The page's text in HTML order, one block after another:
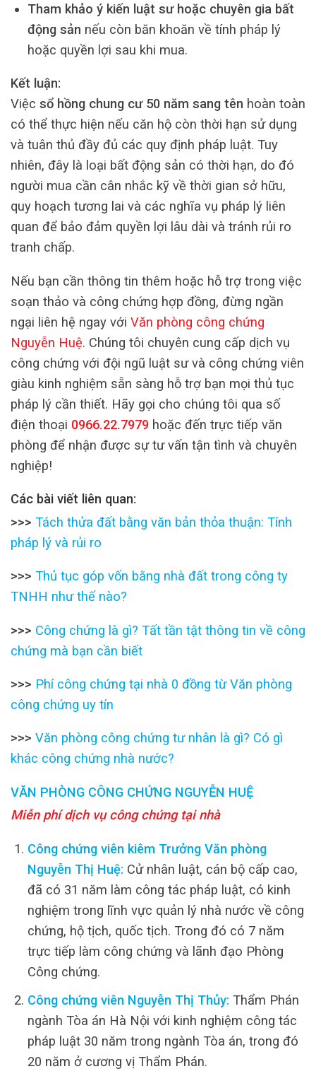
Tham khảo ý kiến luật sư hoặc chuyên gia bất
động sản nếu còn băn khoăn về tính pháp lý
hoặc quyền lợi sau khi mua.
Kết luận:
Việc sổ hồng chung cư 50 năm sang tên hoàn toàn
có thể thực hiện nếu căn hộ còn thời hạn sử dụng
và tuân thủ đầy đủ các quy định pháp luật. Tuy
nhiên, đây là loại bất động sản có thời hạn, do đó
người mua cần cân nhắc kỹ về thời gian sở hữu,
quy hoạch tương lai và các nghĩa vụ pháp lý liên
quan để bảo đảm quyền lợi lâu dài và tránh rủi ro
tranh chấp.
Nếu bạn cần thông tin thêm hoặc hỗ trợ trong việc
soạn thảo và công chứng hợp đồng, đừng ngần
ngại liên hệ ngay với Văn phòng công chứng
Nguyễn Huệ. Chúng tôi chuyên cung cấp dịch vụ
công chứng với đội ngũ luật sư và công chứng viên
giàu kinh nghiệm sẵn sàng hỗ trợ bạn mọi thủ tục
pháp lý cần thiết. Hãy gọi cho chúng tôi qua số
điện thoại 0966.22.7979 hoặc đến trực tiếp văn
phòng để nhận được sự tư vấn tận tình và chuyên
nghiệp!
Các bài viết liên quan:
>>> Tách thửa đất bằng văn bản thỏa thuận: Tính
pháp lý và rủi ro
>>> Thủ tục góp vốn bằng nhà đất trong công ty
TNHH như thế nào?
>>> Công chứng là gì? Tất tần tật thông tin về công
chứng mà bạn cần biết
>>> Phí công chứng tại nhà 0 đồng từ Văn phòng
công chứng uy tín
>>> Văn phòng công chứng tư nhân là gì? Có gì
khác công chứng nhà nước?
VĂN PHÒNG CÔNG CHỨNG NGUYỄN HUỆ
Miễn phí dịch vụ công chứng tại nhà
Công chứng viên kiêm Trưởng Văn phòng
Nguyễn Thị Huệ: Cử nhân luật, cán bộ cấp cao,
đã có 31 năm làm công tác pháp luật, có kinh
nghiệm trong lĩnh vực quản lý nhà nước về công
chứng, hộ tịch, quốc tịch. Trong đó có 7 năm
trực tiếp làm công chứng và lãnh đạo Phòng
Công chứng.
Công chứng viên Nguyễn Thị Thủy: Thẩm Phán
ngành Tòa án Hà Nội với kinh nghiệm công tác
pháp luật 30 năm trong ngành Tòa án, trong đó
20 năm ở cương vị Thẩm Phán.